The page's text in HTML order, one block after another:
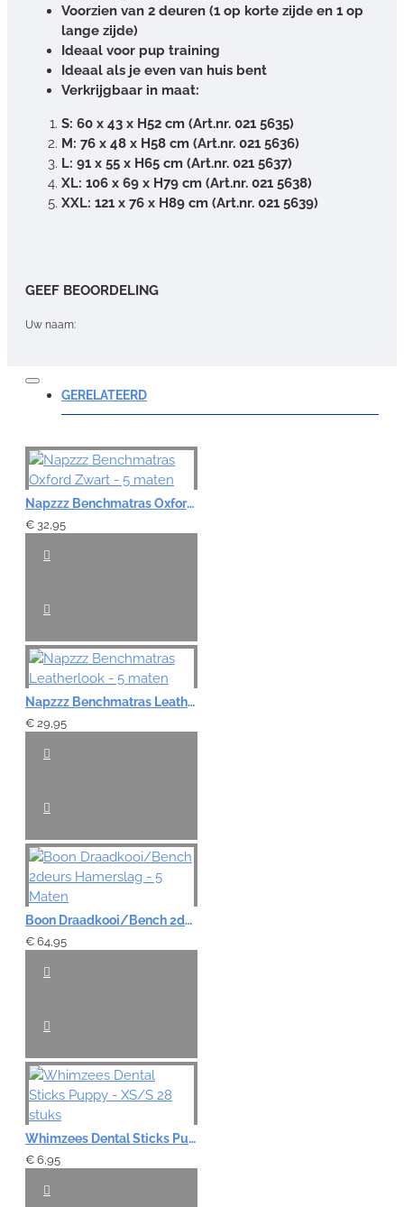
Voorzien van 2 deuren (1 op korte zijde en 1 op
lange zijde)
Ideaal voor pup training
Ideaal als je even van huis bent
Verkrijgbaar in maat:
S: 60 x 43 x H52 cm (Art.nr. 021 5635)
M: 76 x 48 x H58 cm (Art.nr. 021 5636)
L: 91 x 55 x H65 cm (Art.nr. 021 5637)
XL: 106 x 69 x H79 cm (Art.nr. 021 5638)
XXL: 121 x 76 x H89 cm (Art.nr. 021 5639)
GEEF BEOORDELING
Uw naam:
Opmerking:
Note:HTML-code wordt niet vertaald!
Waardering:
GERELATEERD
Napzzz Benchmatras Oxford Zwart - 5 maten
€ 32,95
Napzzz Benchmatras Leatherlook - 5 maten
€ 29,95
Boon Draadkooi/Bench 2deurs Hamerslag - 5 Maten
€ 64,95
Whimzees Dental Sticks Puppy - XS/S 28 stuks
€ 6,95